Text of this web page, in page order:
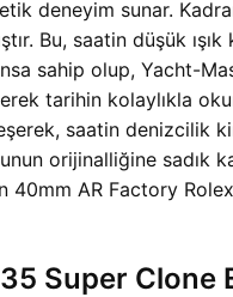
deneyim sunar.
Bu, saatin düşük
sahip olup, Yacht-
tarihin kolaylıkla
saatin denizcilik
orijinalliğine sadık
40mm AR Factory
Super Clone